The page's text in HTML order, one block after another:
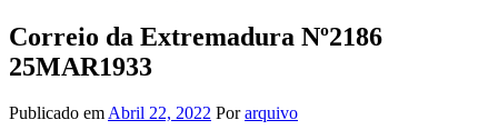
Correio da Extremadura Nº2186
25MAR1933
Publicado emAbril 22, 2022 Porarquivo